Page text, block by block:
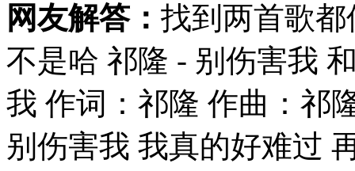
网友解答： 找到两首歌
不是哈 祁隆 - 别伤害我
我 作词：祁隆 作曲：祁
别伤害我 我真的好难过